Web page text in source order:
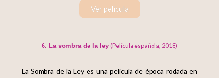
Ver película
6. La sombra de la ley (Película española, 2018)
La Sombra de la Ley es una película de época rodada en